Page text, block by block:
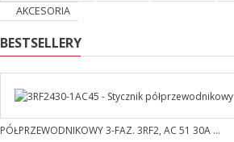
AKCESORIA
BESTSELLERY
PÓŁPRZEWODNIKOWY 3-FAZ. 3RF2, AC 51 30A ...